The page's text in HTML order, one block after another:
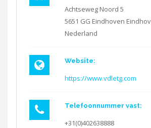
Achtseweg Noord 5
5651 GG Eindhoven
Nederland
Website:
https://www.vdletg.com
Telefoonnummer vast:
+31(0)402638888